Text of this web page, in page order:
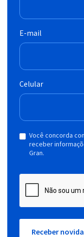
E-mail
Celular
Você concorda
receber
Gran.
Receber